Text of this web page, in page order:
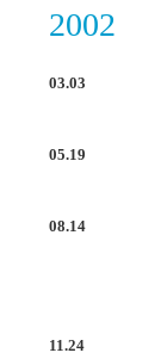
2002
03.03
05.19
08.14
11.24